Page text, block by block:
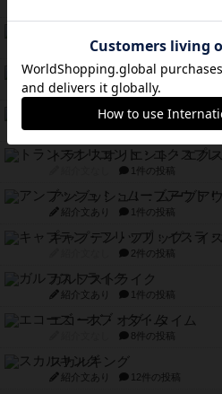
紹介文なし 1件の投稿
マーリン
紹介文あり 6件の投稿
フラットアイアン
紹介文なし 2件の投稿
トランスオリエント・エク
1件の投稿
アンブッシュ！：ムーブアウ
紹介文あり 1件の投稿
キャプテン・フリップ：イ
2件の投稿
ガルフストライク
紹介文あり 1件の投稿
エコーズ・オブ・タイム
8件の投稿
スカルキング
紹介文あり 12件の投稿